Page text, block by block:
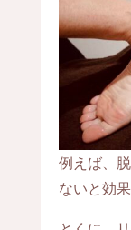
例えば、
ないと効